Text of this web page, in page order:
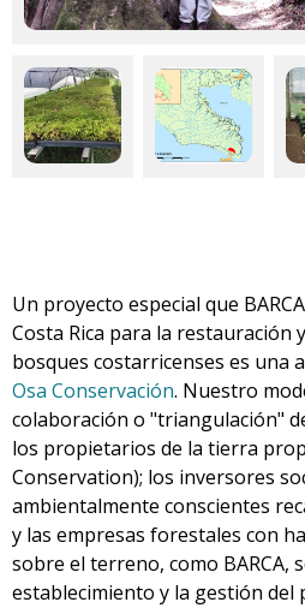
Un proyecto especial que
Costa Rica para la restauración
bosques costarricenses es una
Osa Conservación. Nuestro
colaboración o "triangulación"
los propietarios de la tierra
Conservation); los inversores
ambientalmente conscientes
y las empresas forestales con
sobre el terreno, como BARCA,
establecimiento y la gestión del